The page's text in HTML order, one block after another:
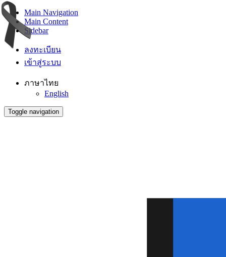
Main Navigation
Main Content
Sidebar
ลงทะเบียน
เข้าสู่ระบบ
ภาษาไทย
English
Toggle navigation